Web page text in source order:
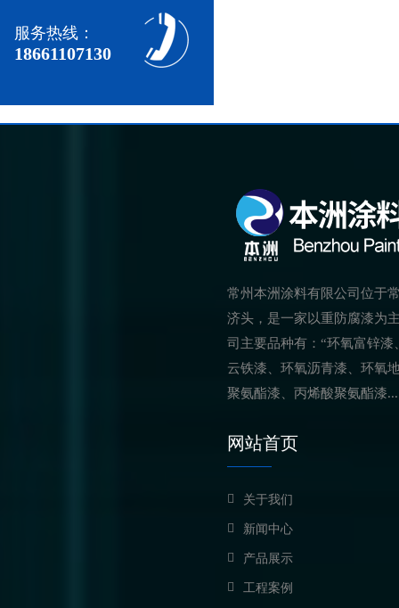
服务热线：
18661107130
常州本洲涂料有限公司位于
济头，是一家以重防腐漆为
司主要品种有：“环氧富锌
云铁漆、环氧沥青漆、环氧
聚氨酯漆、丙烯酸聚氨酯漆
网站首页
关于我们
新闻中心
产品展示
工程案例